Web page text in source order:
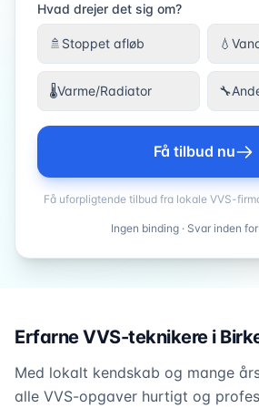
Hvad drejer det sig om?
🚿 Stoppet afløb 💧
🌡️Varme/Radiator 🔧
Få tilbud nu
Få uforpligtende tilbud fra lokale VVS-
Ingen binding · Svar inden
Erfarne VVS-teknikere i
Med lokalt kendskab og mange
alle VVS-opgaver hurtigt og